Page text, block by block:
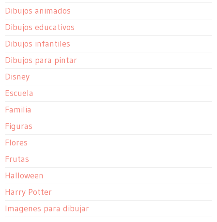
Dibujos animados
Dibujos educativos
Dibujos infantiles
Dibujos para pintar
Disney
Escuela
Familia
Figuras
Flores
Frutas
Halloween
Harry Potter
Imagenes para dibujar